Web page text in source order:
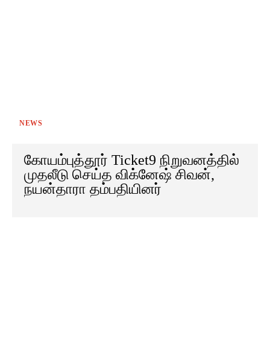
NEWS
கோயம்புத்தூர் Ticket9 நிறுவனத்தில்
முதலீடு செய்த விக்னேஷ் சிவன்,
நயன்தாரா தம்பதியினர்